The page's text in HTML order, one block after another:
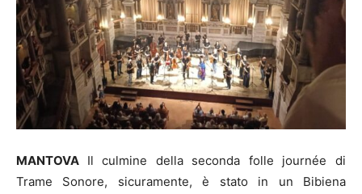
MANTOVA Il culmine della seconda folle journée di
Trame Sonore, sicuramente, è stato in un Bibiena